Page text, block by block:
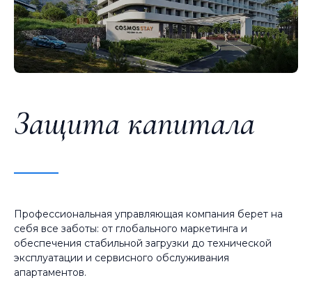
Защита капитала
Профессиональная управляющая компания берет на
себя все заботы: от глобального маркетинга и
обеспечения стабильной загрузки до технической
эксплуатации и сервисного обслуживания
апартаментов.